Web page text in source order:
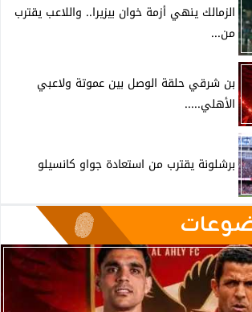
الزمالك ينهي أزمة خوان بيزيرا.. واللاعب يقترب
من...
بن شرقي حلقة الوصل بين عموتة ولاعبي
الأهلي.....
برشلونة يقترب من استعادة جواو كانسيلو